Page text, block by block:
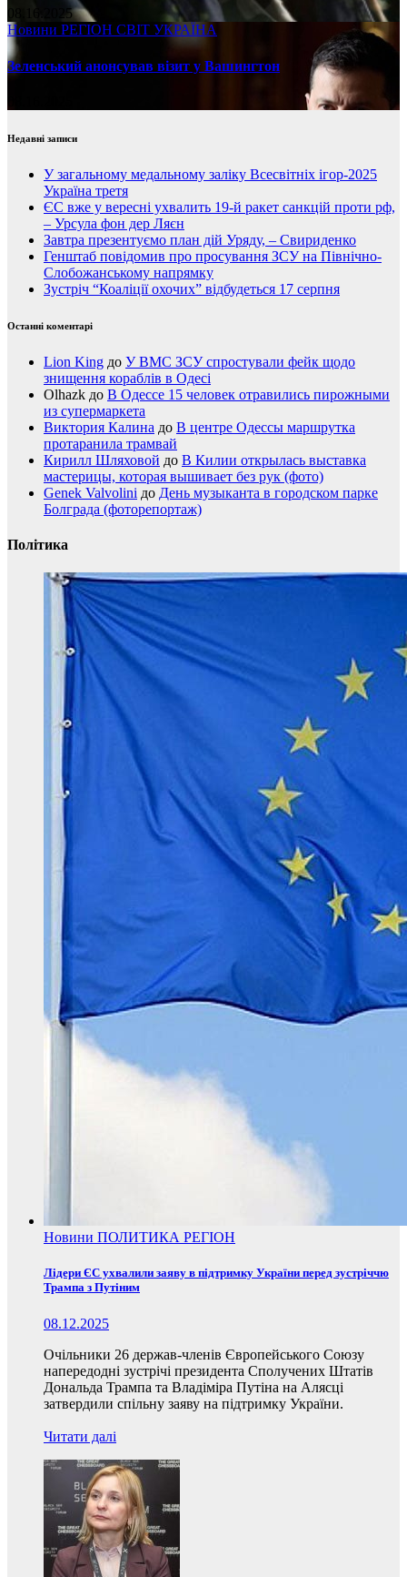
08.16.2025
Новини РЕГІОН СВІТ УКРАЇНА
Зеленський анонсував візит у Вашингтон
Недавні записи
У загальному медальному заліку Всесвітніх ігор-2025
Україна третя
ЄС вже у вересні ухвалить 19-й ракет санкцій проти рф,
– Урсула фон дер Ляєн
Завтра презентуємо план дій Уряду, – Свириденко
Генштаб повідомив про просування ЗСУ на Північно-
Слобожанському напрямку
Зустріч “Коаліції охочих” відбудеться 17 серпня
Останні коментарі
Lion King до У ВМС ЗСУ спростували фейк щодо
знищення кораблів в Одесі
Olhazk до В Одессе 15 человек отравились пирожными
из супермаркета
Виктория Калина до В центре Одессы маршрутка
протаранила трамвай
Кирилл Шляховой до В Килии открылась выставка
мастерицы, которая вышивает без рук (фото)
Genek Valvolini до День музыканта в городском парке
Болграда (фоторепортаж)
Політика
Новини ПОЛИТИКА РЕГІОН
Лідери ЄС ухвалили заяву в підтримку України перед зустріччю
Трампа з Путіним
08.12.2025
Очільники 26 держав-членів Європейського Союзу
напередодні зустрічі президента Сполучених Штатів
Дональда Трампа та Владіміра Путіна на Алясці
затвердили спільну заяву на підтримку України.
Читати далі